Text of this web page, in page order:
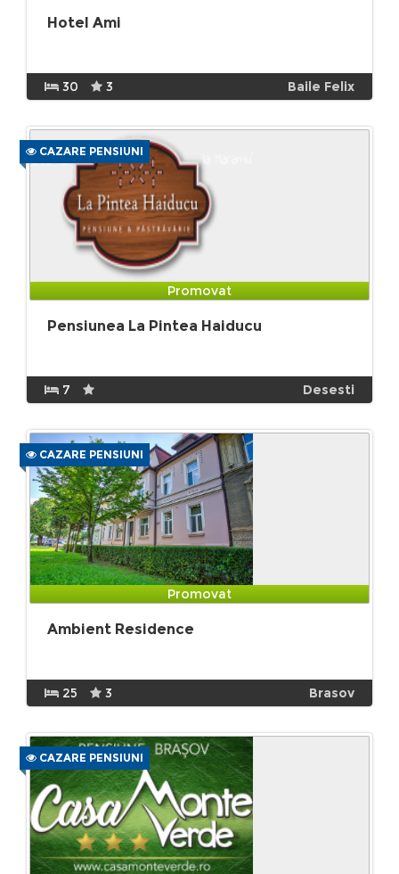
Hotel Ami
30 3 Baile Felix
CAZARE PENSIUNI
Promovat
Pensiunea La Pintea Haiducu
7 Desesti
CAZARE PENSIUNI
Promovat
Ambient Residence
25 3 Brasov
CAZARE PENSIUNI